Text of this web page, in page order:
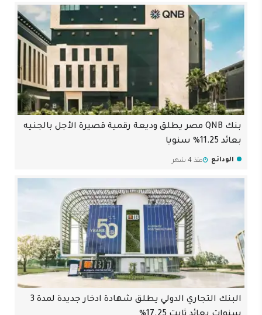
بنك QNB مصر يطلق وديعة رقمية قصيرة الأجل بالجنيه
بعائد 11.25% سنويا
الودائع منذ 4 شهر
البنك التجاري الدولي يطلق شهادة ادخار جديدة لمدة 3